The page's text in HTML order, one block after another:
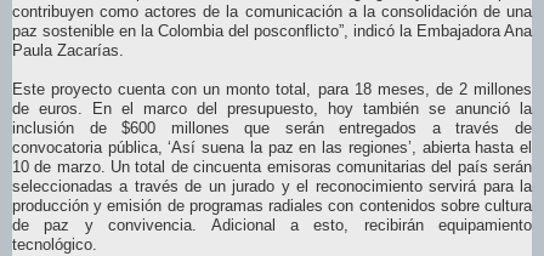
contribuyen como actores de la comunicación a la consolidación de una
paz sostenible en la Colombia del posconflicto”, indicó la Embajadora Ana
Paula Zacarías.
Este proyecto cuenta con un monto total, para 18 meses, de 2 millones
de euros. En el marco del presupuesto, hoy también se anunció la
inclusión de $600 millones que serán entregados a través de
convocatoria pública, ‘Así suena la paz en las regiones’, abierta hasta el
10 de marzo. Un total de cincuenta emisoras comunitarias del país serán
seleccionadas a través de un jurado y el reconocimiento servirá para la
producción y emisión de programas radiales con contenidos sobre cultura
de paz y convivencia. Adicional a esto, recibirán equipamiento
tecnológico.